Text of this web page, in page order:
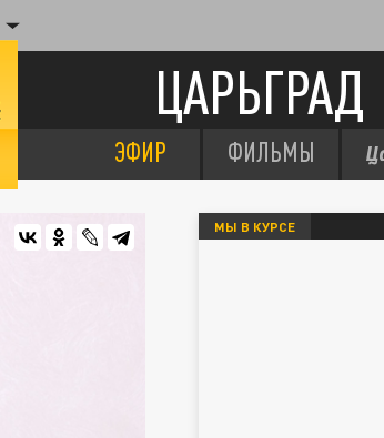
ЦАРЬГРАД
ЭФИР ФИЛЬМЫ
МЫ В КУРСЕ